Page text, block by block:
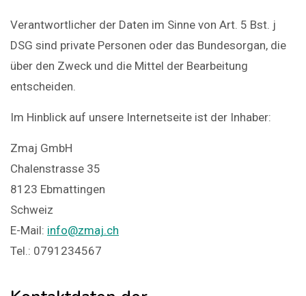
Verantwortlicher der Daten im Sinne von Art. 5 Bst. j
DSG sind private Personen oder das Bundesorgan, die
über den Zweck und die Mittel der Bearbeitung
entscheiden.
Im Hinblick auf unsere Internetseite ist der Inhaber:
Zmaj GmbH
Chalenstrasse 35
8123 Ebmattingen
Schweiz
E-Mail: info@zmaj.ch
Tel.: 0791234567